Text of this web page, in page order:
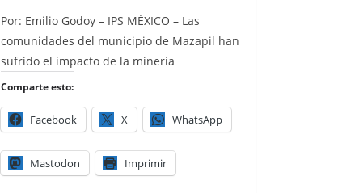
Por: Emilio Godoy – IPS MÉXICO – Las
comunidades del municipio de Mazapil han
sufrido el impacto de la minería
Comparte esto:
Facebook X WhatsApp
Mastodon Imprimir